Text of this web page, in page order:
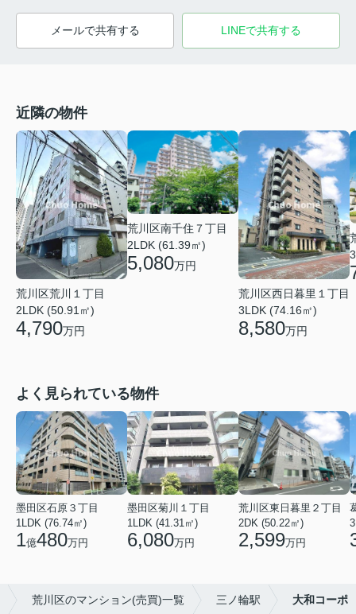
メールで共有する LINEで共有する
近隣の物件
荒川区荒川１丁目
2LDK (50.91㎡)
4,790万円
荒川区南千住７丁目
2LDK (61.39㎡)
5,080万円
荒川区西日暮里１丁目
3LDK (74.16㎡)
8,580万円
よく見られている物件
墨田区石原３丁目
1LDK (76.74㎡)
1億480万円
墨田区菊川１丁目
1LDK (41.31㎡)
6,080万円
荒川区東日暮里２丁目
2DK (50.22㎡)
2,599万円
荒川区のマンション(売買)一覧 三ノ輪駅 大和コーポ